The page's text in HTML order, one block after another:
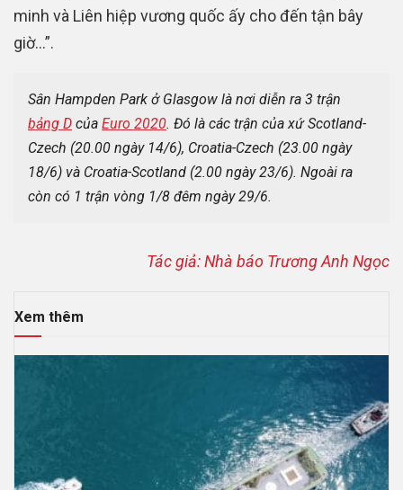
minh và Liên hiệp vương quốc ấy cho đến tận bây
giờ…”.
bảng D của Euro 2020. Đó là các trận của xứ Scotland-
Czech (20.00 ngày 14/6), Croatia-Czech (23.00 ngày
18/6) và Croatia-Scotland (2.00 ngày 23/6). Ngoài ra
còn có 1 trận vòng 1/8 đêm ngày 29/6.
Tác giả: Nhà báo Trương Anh Ngọc
Xem thêm